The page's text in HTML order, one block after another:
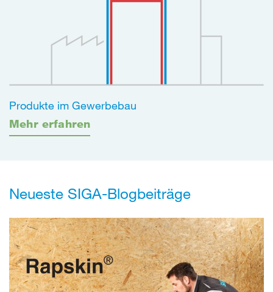
Produkte im Gewerbebau
Mehr erfahren
Neueste SIGA-Blogbeiträge